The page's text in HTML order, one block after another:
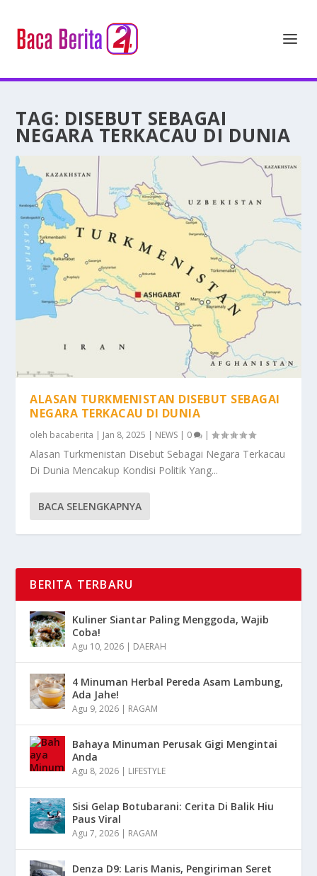
TAG: DISEBUT SEBAGAI
NEGARA TERKACAU DI DUNIA
ALASAN TURKMENISTAN DISEBUT SEBAGAI
NEGARA TERKACAU DI DUNIA
oleh bacaberita | Jan 8, 2025 | NEWS | 0 |
Alasan Turkmenistan Disebut Sebagai Negara Terkacau
Di Dunia Mencakup Kondisi Politik Yang...
BACA SELENGKAPNYA
BERITA TERBARU
Kuliner Siantar Paling Menggoda, Wajib
Coba!
Agu 10, 2026 | DAERAH
4 Minuman Herbal Pereda Asam Lambung,
Ada Jahe!
Agu 9, 2026 | RAGAM
Bahaya Minuman Perusak Gigi Mengintai
Anda
Agu 8, 2026 | LIFESTYLE
Sisi Gelap Botubarani: Cerita Di Balik Hiu
Paus Viral
Agu 7, 2026 | RAGAM
Denza D9: Laris Manis, Pengiriman Seret